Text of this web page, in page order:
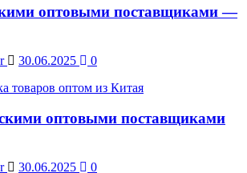
оптовыми поставщиками —
30.06.2025
0
товаров оптом из Китая
оптовыми поставщиками
30.06.2025
0